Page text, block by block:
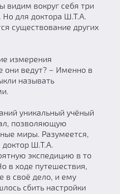
видим вокруг себя три
для доктора Ш.Т.А.
существование других
измерения
они ведут? – Именно в
называть
уникальный учёный
позволяющую
миры. Разумеется,
доктор Ш.Т.А.
экспедицию в то
в ходе путешествия,
в своё дело, и ему
сбить настройки